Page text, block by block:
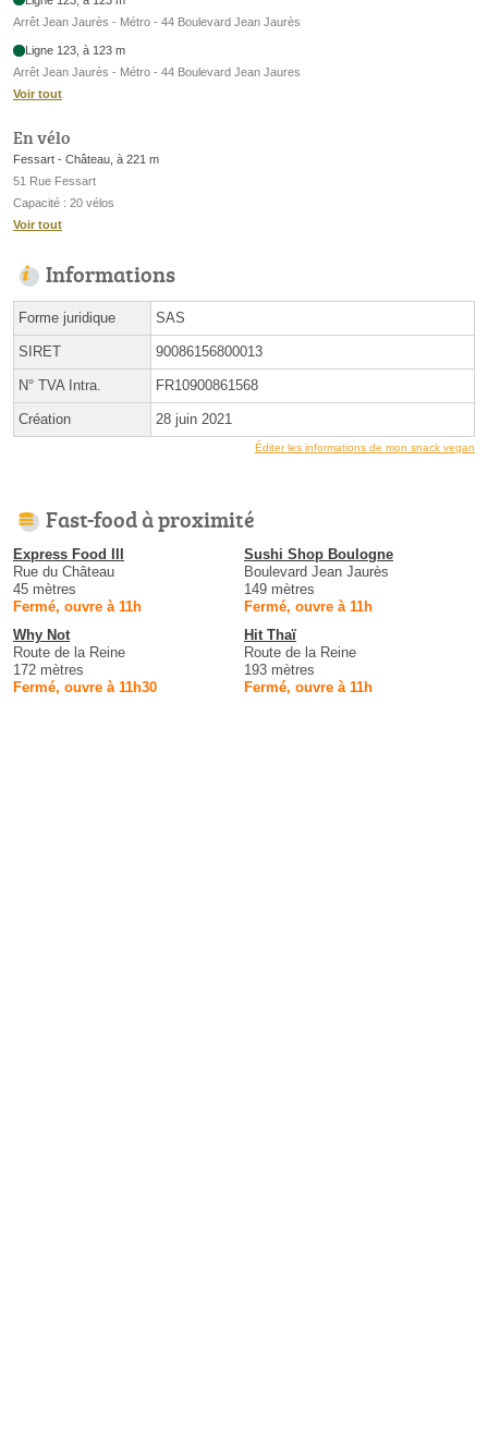
Arrêt Jean Jaurès - Métro - 44 Boulevard Jean Jaurès
Ligne 123, à 123 m
Arrêt Jean Jaurès - Métro - 44 Boulevard Jean Jaures
Voir tout
En vélo
Fessart - Château, à 221 m
51 Rue Fessart
Capacité : 20 vélos
Voir tout
Informations
Forme juridique SAS
SIRET 90086156800013
N° TVA Intra. FR10900861568
Création 28 juin 2021
Éditer les informations de mon snack vegan
Fast-food à proximité
Express Food III
Rue du Château
45 mètres
Fermé, ouvre à 11h
Sushi Shop Boulogne
Boulevard Jean Jaurès
149 mètres
Fermé, ouvre à 11h
Why Not
Route de la Reine
172 mètres
Fermé, ouvre à 11h30
Hit Thaï
Route de la Reine
193 mètres
Fermé, ouvre à 11h